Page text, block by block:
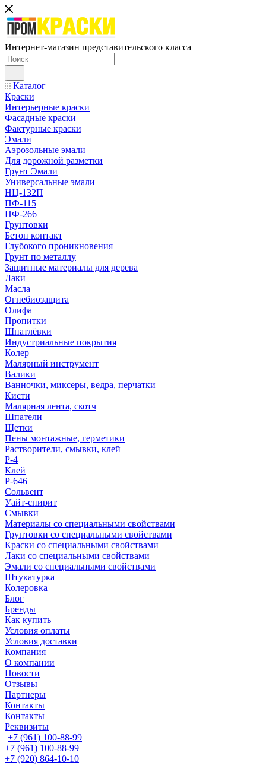
Интернет-магазин представительского класса
Каталог
Краски
Интерьерные краски
Фасадные краски
Фактурные краски
Эмали
Аэрозольные эмали
Для дорожной разметки
Грунт Эмали
Универсальные эмали
НЦ-132П
ПФ-115
ПФ-266
Грунтовки
Бетон контакт
Глубокого проникновения
Грунт по металлу
Защитные материалы для дерева
Лаки
Масла
Огнебиозащита
Олифа
Пропитки
Шпатлёвки
Индустриальные покрытия
Колер
Малярный инструмент
Валики
Ванночки, миксеры, ведра, перчатки
Кисти
Малярная лента, скотч
Шпатели
Щетки
Пены монтажные, герметики
Растворители, смывки, клей
Р-4
Клей
Р-646
Сольвент
Уайт-спирит
Смывки
Материалы со специальными свойствами
Грунтовки со специальными свойствами
Краски со специальными свойствами
Лаки со специальными свойствами
Эмали со специальными свойствами
Штукатурка
Колеровка
Блог
Бренды
Как купить
Условия оплаты
Условия доставки
Компания
О компании
Новости
Отзывы
Партнеры
Контакты
Контакты
Реквизиты
+7 (961) 100-88-99
+7 (961) 100-88-99
+7 (920) 864-10-10